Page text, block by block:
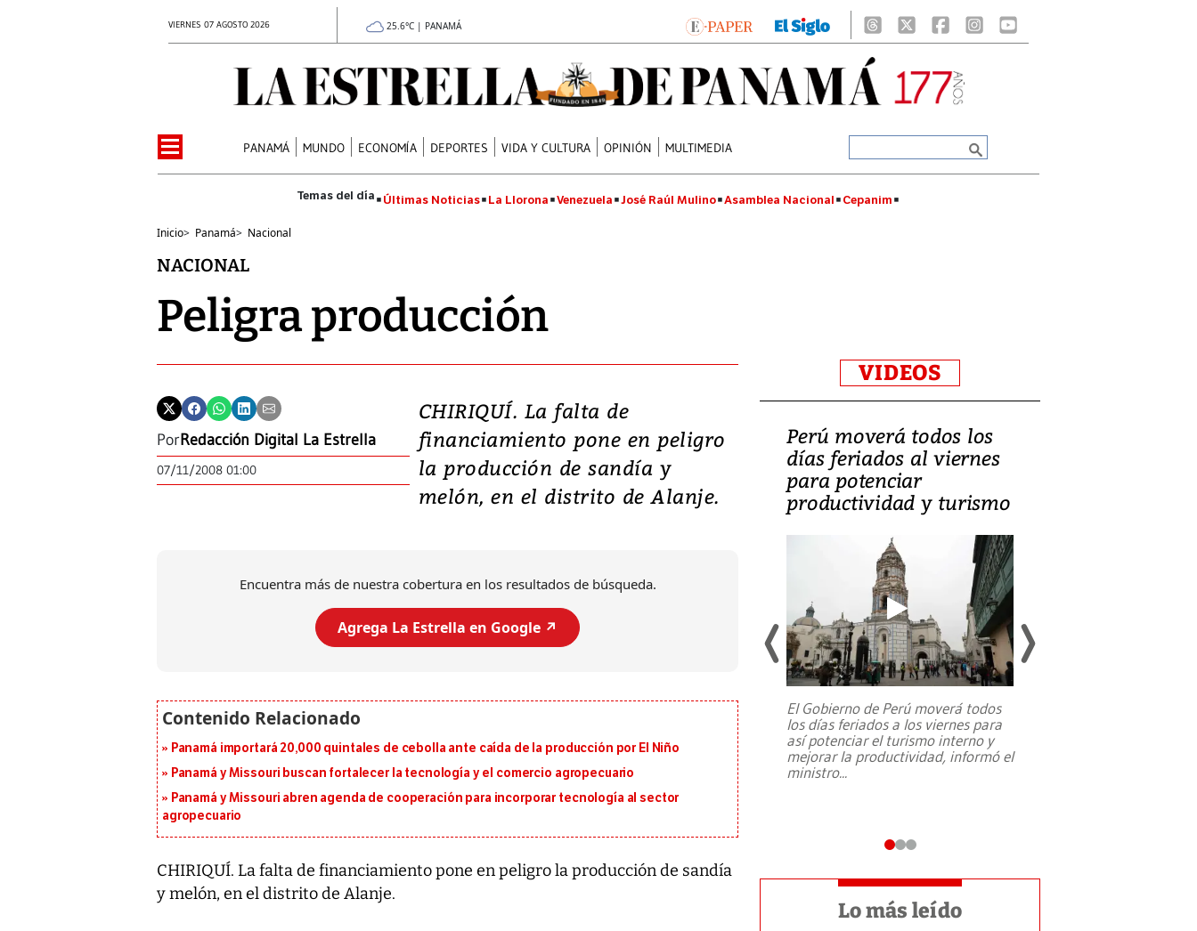
VIERNES 07 AGOSTO 2026 25.6°C | PANAMÁ
PANAMÁ MUNDO ECONOMÍA DEPORTES VIDA Y CULTURA OPINIÓN MULTIMEDIA
Últimas Noticias La Llorona Venezuela José Raúl Mulino Asamblea Nacional Cepanim
Inicio> Panamá> Nacional
NACIONAL
Peligra producción
PorRedacción Digital La Estrella
07/11/2008 01:00
CHIRIQUÍ. La falta de
financiamiento pone en peligro
la producción de sandía y
melón, en el distrito de Alanje.
Encuentra más de nuestra cobertura en los resultados de búsqueda.
Agrega La Estrella en Google ↗️
Panamá importará 20,000 quintales de cebolla ante caída de la producción por El Niño
Panamá y Missouri buscan fortalecer la tecnología y el comercio agropecuario
Panamá y Missouri abren agenda de cooperación para incorporar tecnología al sector
agropecuario
CHIRIQUÍ. La falta de financiamiento pone en peligro la producción de sandía
y melón, en el distrito de Alanje.
VIDEOS
Video: Lula lanza su
candidatura con
promesas de inversión
en defensa, educación y
referencias hacia sus adversarios, el
da Silva, oficializó este domingo su
candidatura...
Perú moverá todos los
días feriados al viernes
para potenciar
productividad y turismo
El Gobierno de Perú moverá todos
los días feriados a los viernes para
así potenciar el turismo interno y
mejorar la productividad, informó el
ministro...
Lo más leído